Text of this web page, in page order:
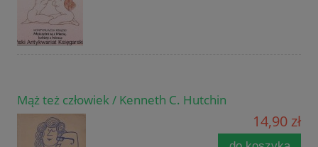
Mąż też człowiek / Kenneth C. Hutchin
14,90 zł